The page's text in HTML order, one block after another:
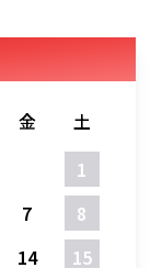
金
土
1
7
8
14
15